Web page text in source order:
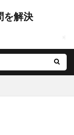
を解決